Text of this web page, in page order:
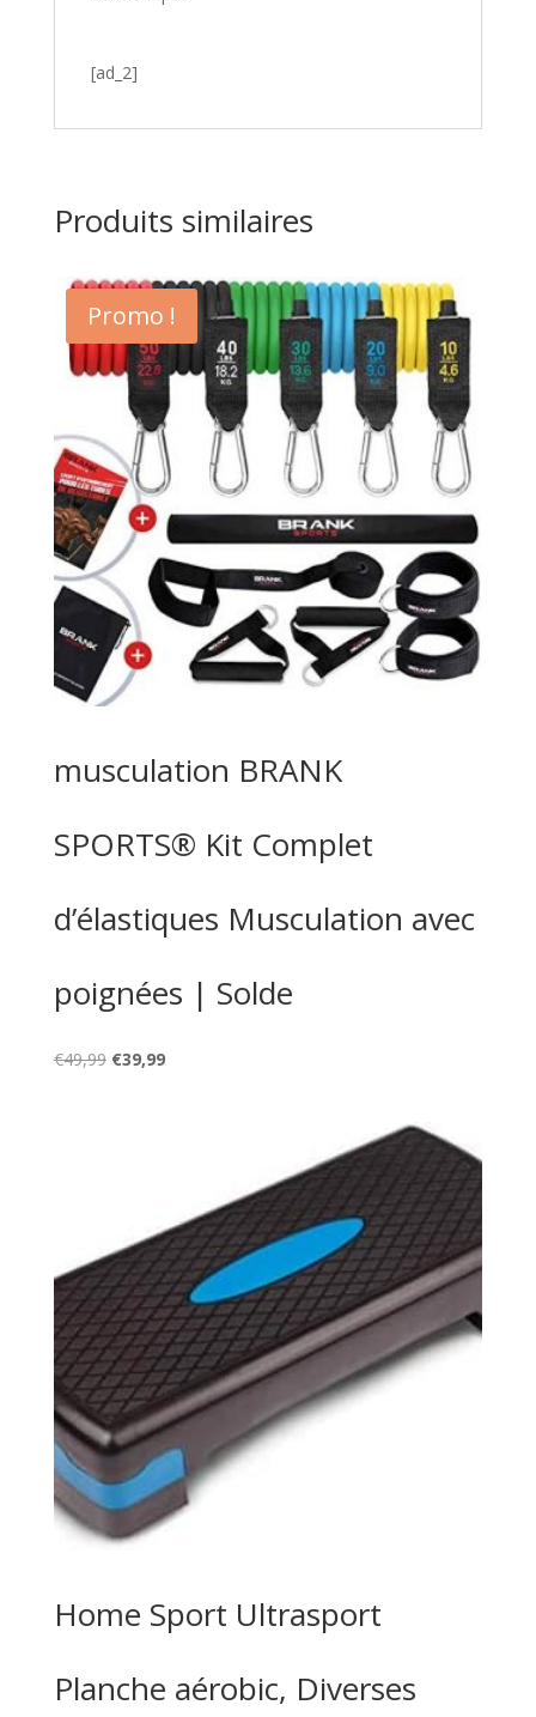
[ad_2]
Produits similaires
Promo !
musculation BRANK
SPORTS® Kit Complet
d’élastiques Musculation avec
poignées | Solde
€49,99 Le
€39,99Le
Home Sport Ultrasport
Planche aérobic, Diverses